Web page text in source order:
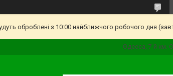
оброблені з 10:00 найближчого робочого дня
Одесса, 7 й км.